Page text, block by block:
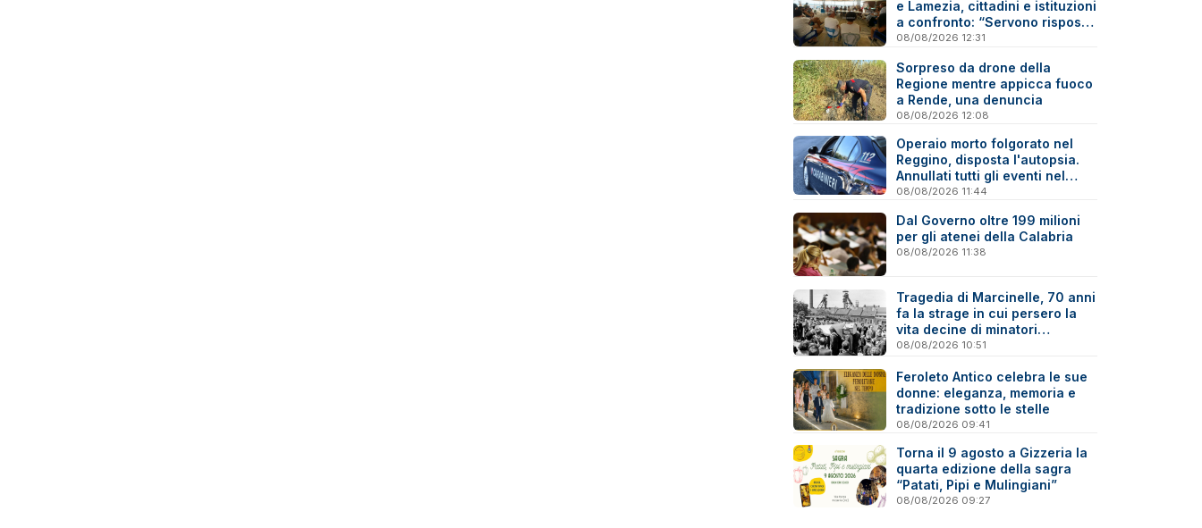
e Lamezia, cittadini e istituzioni
a confronto: “Servono risposte
e tempi certi”
08/08/2026 12:31
Sorpreso da drone della
Regione mentre appicca fuoco
a Rende, una denuncia
08/08/2026 12:08
Operaio morto folgorato nel
Reggino, disposta l'autopsia.
Annullati tutti gli eventi nel
paese della tragedia
08/08/2026 11:44
Dal Governo oltre 199 milioni
per gli atenei della Calabria
08/08/2026 11:38
Tragedia di Marcinelle, 70 anni
fa la strage in cui persero la
vita decine di minatori
calabresi
08/08/2026 10:51
Feroleto Antico celebra le sue
donne: eleganza, memoria e
tradizione sotto le stelle
08/08/2026 09:41
Torna il 9 agosto a Gizzeria la
quarta edizione della sagra
“Patati, Pipi e Mulingiani”
08/08/2026 09:27